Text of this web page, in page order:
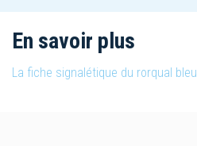
En savoir plus
La fiche signalétique du rorqual bleu